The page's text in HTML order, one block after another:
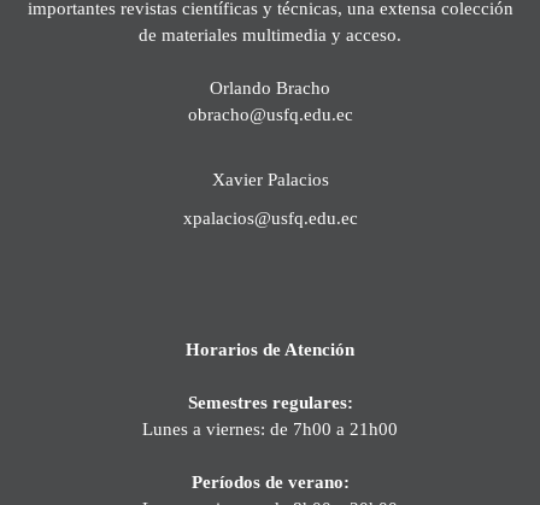
importantes revistas científicas y técnicas, una extensa colección
de materiales multimedia y acceso.
Orlando Bracho
obracho@usfq.edu.ec
Xavier Palacios
xpalacios@usfq.edu.ec
Horarios de Atención
Semestres regulares:
Lunes a viernes: de 7h00 a 21h00
Períodos de verano: